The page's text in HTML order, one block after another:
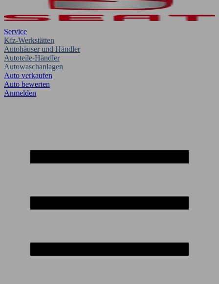
Service
Kfz-Werkstätten
Autohäuser und Händler
Autoteile-Händler
Autowaschanlagen
Auto verkaufen
Auto bewerten
Anmelden